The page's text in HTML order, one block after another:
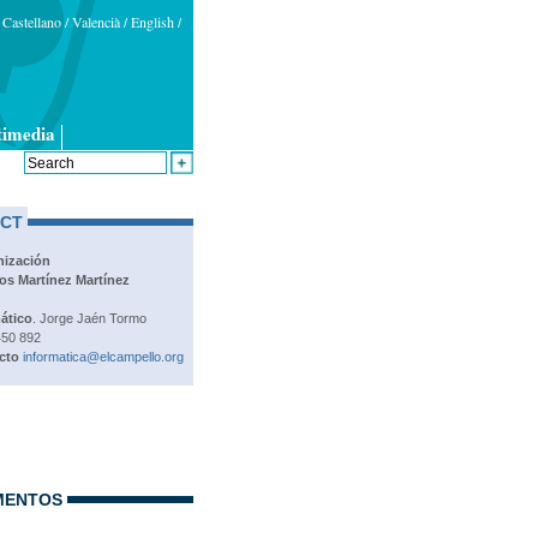
Castellano /Valencià / English /
Martínez Martínez
. Jorge Jaén Tormo
892
informatica@elcampello.org